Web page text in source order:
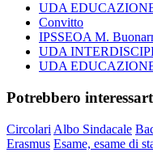
UDA
Convitto
IPSSEOA M.
UDA
UDA
Potrebbero
Circolari Albo Sindacale
Erasmus Esame, esame di